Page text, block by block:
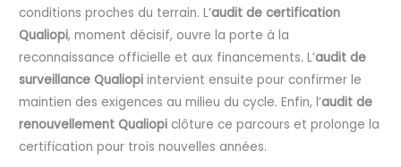
conditions proches du terrain. L’audit de certification
Qualiopi, moment décisif, ouvre la porte à la
reconnaissance officielle et aux financements. L’audit de
surveillance Qualiopi intervient ensuite pour confirmer le
maintien des exigences au milieu du cycle. Enfin, l’audit de
renouvellement Qualiopi clôture ce parcours et prolonge la
certification pour trois nouvelles années.